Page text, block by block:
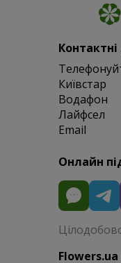
Контактні
Київстар
Водафон
Лайфсел
Email
Онлайн
Flowers.ua